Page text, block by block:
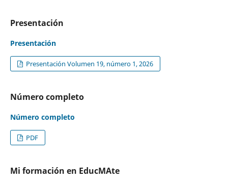
Presentación
Presentación
Presentación Volumen 19, número 1, 2026
Número completo
Número completo
PDF
Mi formación en EducMAte